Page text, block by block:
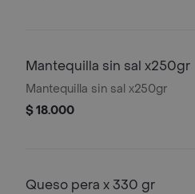
Mantequilla sin sal x250gr
Mantequilla sin sal x250gr
$ 18.000
Queso pera x 330 gr